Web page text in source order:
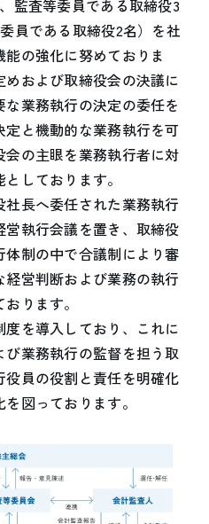
監査等委員である取締役3
員である取締役2名）を社
の強化に努めておりま
および取締役会の決議に
業務執行の決定の委任を
と機動的な業務執行を可
の主眼を業務執行者に対
しております。
長へ委任された業務執行
執行会議を置き、取締役
制の中で合議制により審
営判断および業務の執行
ります。
を導入しており、これに
業務執行の監督を担う取
員の役割と責任を明確化
図っております。